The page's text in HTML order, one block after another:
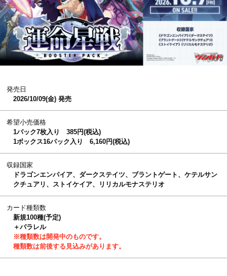
発売日
2026/10/09(金) 発売
希望小売価格
1パック7枚入り 385円(税込)
1ボックス16パック入り 6,160円(税込)
収録国家
ドラゴンエンパイア、ダークステイツ、ブラントゲート、ケテルサン
クチュアリ、ストイケイア、リリカルモナステリオ
カード種類数
新規100種(予定)
＋パラレル
※種類数は開発中のものです。
種類数は前後する見込みがあります。